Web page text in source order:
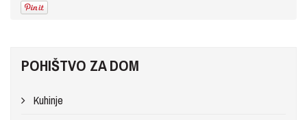
POHIŠTVO ZA DOM
Kuhinje